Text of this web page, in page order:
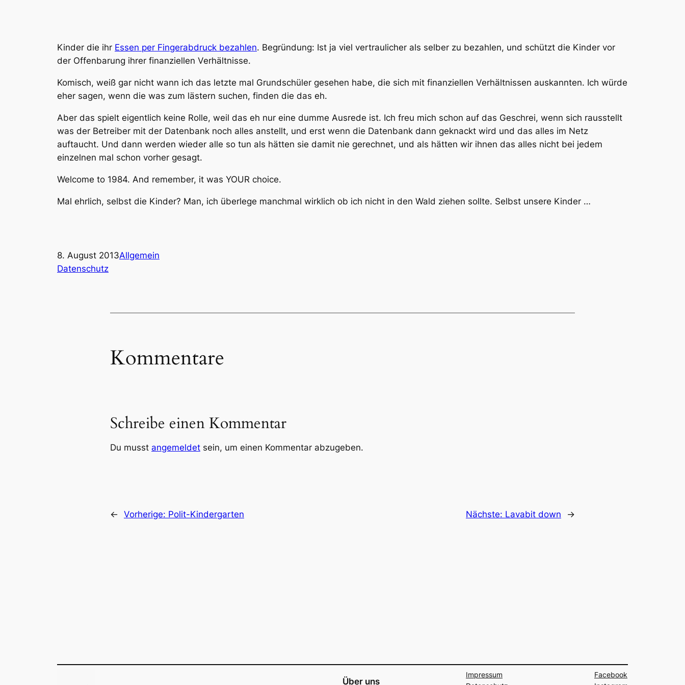
Kinder die ihr Essen per Fingerabdruck bezahlen. Begründung: Ist ja viel vertraulicher als selber zu bezahlen, und schützt die Kinder vor
der Offenbarung ihrer finanziellen Verhältnisse.
Komisch, weiß gar nicht wann ich das letzte mal Grundschüler gesehen habe, die sich mit finanziellen Verhältnissen auskannten. Ich würde
eher sagen, wenn die was zum lästern suchen, finden die das eh.
Aber das spielt eigentlich keine Rolle, weil das eh nur eine dumme Ausrede ist. Ich freu mich schon auf das Geschrei, wenn sich rausstellt
was der Betreiber mit der Datenbank noch alles anstellt, und erst wenn die Datenbank dann geknackt wird und das alles im Netz
auftaucht. Und dann werden wieder alle so tun als hätten sie damit nie gerechnet, und als hätten wir ihnen das alles nicht bei jedem
einzelnen mal schon vorher gesagt.
Welcome to 1984. And remember, it was YOUR choice.
Mal ehrlich, selbst die Kinder? Man, ich überlege manchmal wirklich ob ich nicht in den Wald ziehen sollte. Selbst unsere Kinder …
8. August 2013Allgemein
Datenschutz
Kommentare
Schreibe einen Kommentar
Du musst angemeldet sein, um einen Kommentar abzugeben.
← Vorherige: Polit-Kindergarten Nächste: Lavabit down →
Über uns
Impressum
Facebook